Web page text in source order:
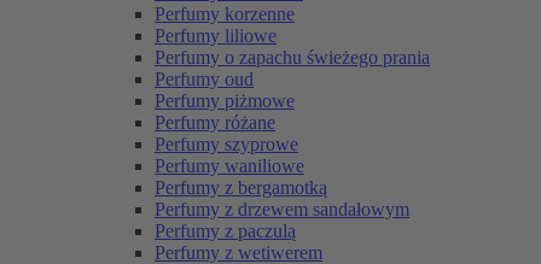
Perfumy korzenne
Perfumy liliowe
Perfumy o zapachu świeżego prania
Perfumy oud
Perfumy piżmowe
Perfumy różane
Perfumy szyprowe
Perfumy waniliowe
Perfumy z bergamotką
Perfumy z drzewem sandałowym
Perfumy z paczulą
Perfumy z wetiwerem